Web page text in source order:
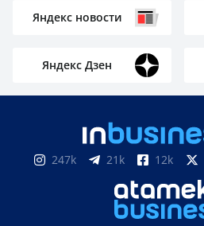
Яндекс новости
Яндекс Дзен
247k 21k 12k